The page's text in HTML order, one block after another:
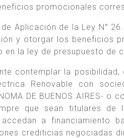
promocionales
Aplicación de la Ley N°
y otorgar los beneficios
la ley de presupuesto de
contemplar la
Renovable con
DE BUENOS AIRES-
que sean titulares
a financiamiento
crediticias negociadas